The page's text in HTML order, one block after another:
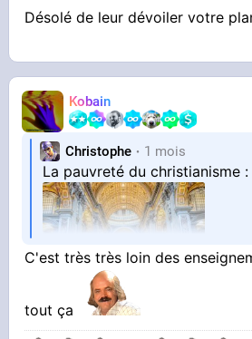
Désolé de leur dévoiler votre
Kobain
Christophe 1 mois
La pauvreté du christianisme :
C'est très très loin des
tout ça